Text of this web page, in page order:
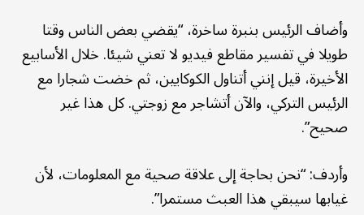
وأضاف الرئيس بنبرة ساخرة، “يقضي بعض الناس وقتا
طويلا في تفسير مقاطع فيديو لا تعني شيئا. خلال الأسابيع
الأخيرة، قيل إنني أتناول الكوكايين، ثم خضت شجارا مع
الرئيس التركي، والآن أتشاجر مع زوجتي. كل هذا غير
صحيح”.
وأردف: “نحن بحاجة إلى علاقة صحية مع المعلومات، لأن
غيابها سيبقي هذا العبث مستمرا”.